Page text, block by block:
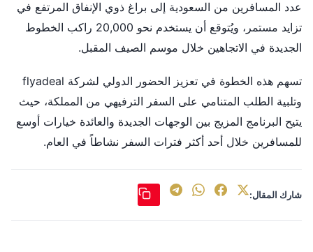
عدد المسافرين من السعودية إلى براغ ذوي الإنفاق المرتفع في
تزايد مستمر، ويُتوقع أن يستخدم نحو 20,000 راكب الخطوط
الجديدة في الاتجاهين خلال موسم الصيف المقبل.
تسهم هذه الخطوة في تعزيز الحضور الدولي لشركة flyadeal
وتلبية الطلب المتنامي على السفر الترفيهي من المملكة، حيث
يتيح البرنامج المزيج بين الوجهات الجديدة والعائدة خيارات أوسع
للمسافرين خلال أحد أكثر فترات السفر نشاطاً في العام.
شارك المقال: